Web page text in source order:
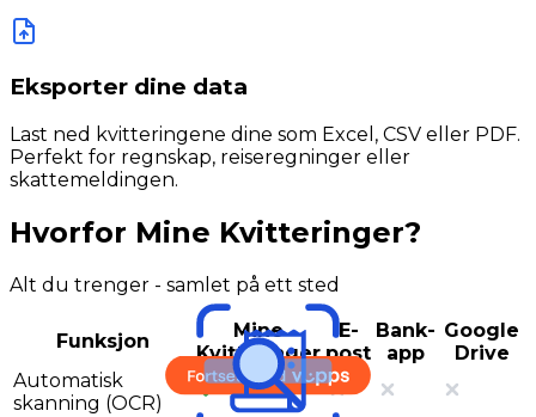
Eksporter dine data
Last ned kvitteringene dine som Excel, CSV eller PDF.
Perfekt for regnskap, reiseregninger eller
skattemeldingen.
Hvorfor Mine Kvitteringer?
Alt du trenger - samlet på ett sted
Funksjon
Mine
Kvitteringer
E-
post
Bank-
app
Google
Drive
Automatisk
skanning (OCR)